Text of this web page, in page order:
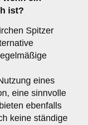
ist?
Spitzer
eines
eine sinnvolle
ebenfalls
keine ständige